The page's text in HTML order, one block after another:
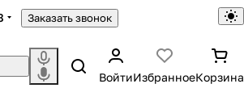
Заказать звонок
ВойтиИзбранноеКорзина